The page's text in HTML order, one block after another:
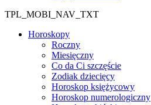
TPL_MOBI_NAV_TXT
Horoskopy
Roczny
Miesięczny
Co da Ci szczęście
Zodiak dziecięcy
Horoskop księżycowy
Horoskop numerologiczny